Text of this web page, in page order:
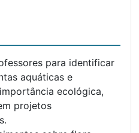
para identificar
aquáticas e
ecológica,
projetos